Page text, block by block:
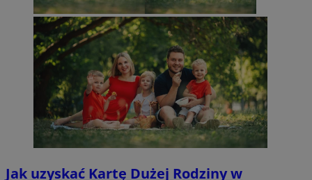
Jak uzyskać Kartę Dużej Rodziny w